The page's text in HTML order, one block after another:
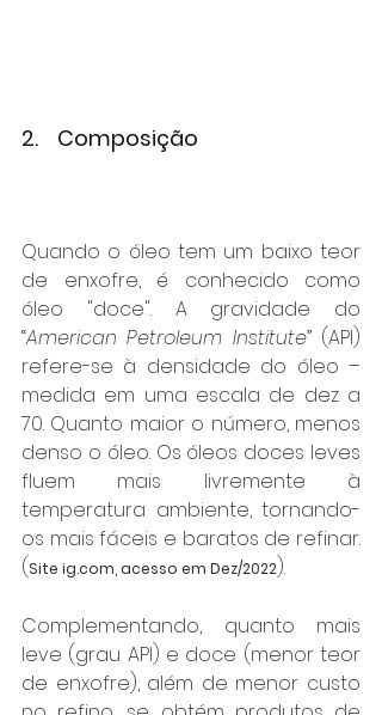
2.    Composição
Quando o óleo tem um baixo teor
de enxofre, é conhecido como
óleo "doce". A gravidade do
“American Petroleum Institute” (API)
refere-se à densidade do óleo –
medida em uma escala de dez a
70. Quanto maior o número, menos
denso o óleo. Os óleos doces leves
fluem mais livremente à
temperatura ambiente, tornando-
os mais fáceis e baratos de refinar.
(Site ig.com, acesso em Dez/2022).
Complementando, quanto mais
leve (grau API) e doce (menor teor
de enxofre), além de menor custo